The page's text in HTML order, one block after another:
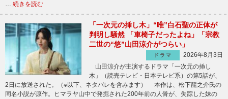
… 続きを読む
「一次元の挿し木」“唯”白石聖の正体が
判明し騒然 「車椅子だったよね」「宗教
二世の“悠”山田涼介がつらい」
ドラマ
2026年8月3日
山田涼介が主演するドラマ「一次元の挿し
木」（読売テレビ・日本テレビ系）の第5話が、
2日に放送された。（※以下、ネタバレを含みます） 本作は、松下龍之介氏の
同名小説が原作。ヒマラヤ山中で発掘された200年前の人骨が、失踪した妹の